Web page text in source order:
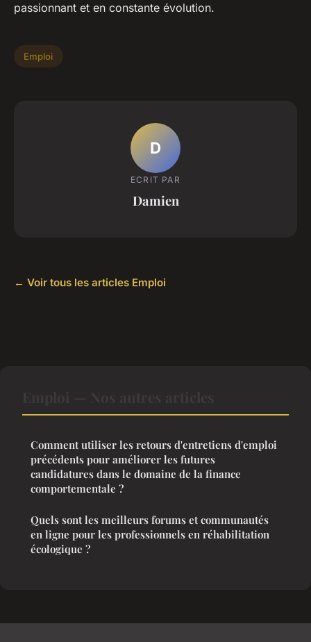
passionnant et en constante évolution.
Emploi
D
ECRIT PAR
Damien
← Voir tous les articles Emploi
Comment utiliser les retours d'entretiens d'emploi
précédents pour améliorer les futures
candidatures dans le domaine de la finance
comportementale ?
Quels sont les meilleurs forums et communautés
en ligne pour les professionnels en réhabilitation
écologique ?